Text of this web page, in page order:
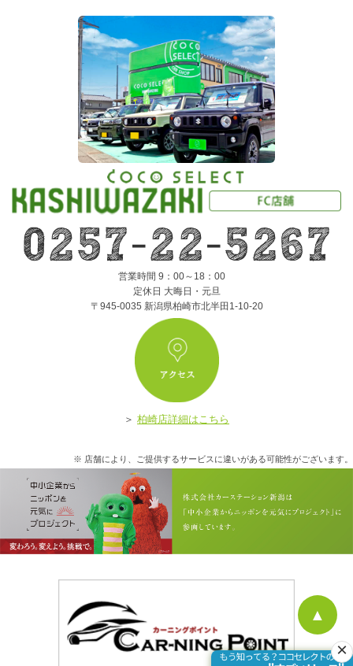
営業時間 9：00～18：00
定休日 大晦日・元旦
〒945-0035 新潟県柏崎市北半田1-10-20
＞ 柏崎店詳細はこちら
※ 店舗により、ご提供するサービスに違いがある可能性がございます。
▲
×